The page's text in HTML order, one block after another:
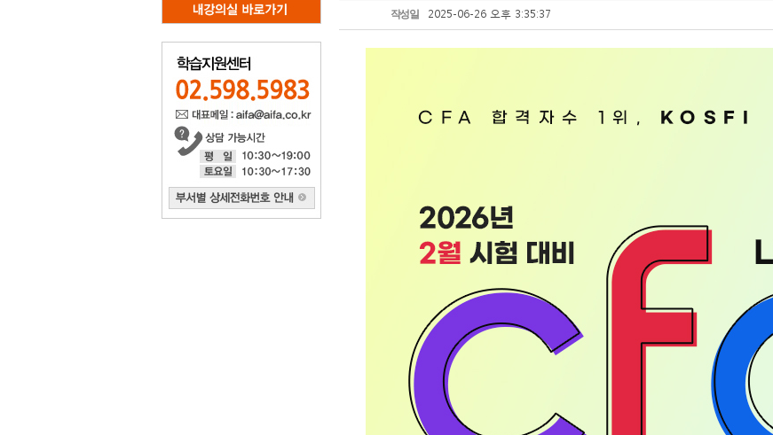
작성일 2025-06-26 오후 3:35:37